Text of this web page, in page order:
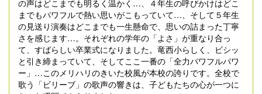
の声はどこまでも明るく温かく…、４年生の呼びかけはどこ
までもパワフルで熱い思いがこもっていて…、そして５年生
の見送り演奏はどこまでも一生懸命で、思いの詰まった丁寧
さを感じます…。それぞれの学年の「よさ」が重なり合っ
て、すばらしい卒業式になりました。竜西小らしく、ビシッ
と引き締まっていて、そしてここ一番の「全力パワフルパワ
ー」…このメリハリのきいた校風が本校の誇りです。全校で
歌う「ビリーブ」の歌声の響きは、子どもたちの心が一つに